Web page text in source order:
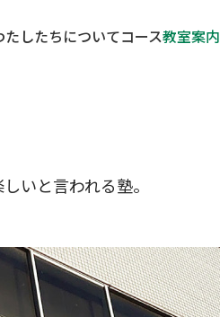
たしたちについてコース教室案内
いと言われる塾。